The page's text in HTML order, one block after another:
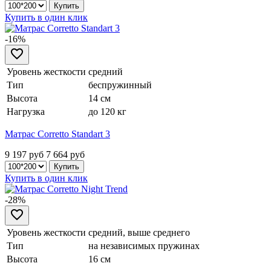
Купить в один клик
-16%
Уровень жесткости средний
Тип
беспружинный
Высота
14 см
Нагрузка
до 120 кг
Матрас Corretto Standart 3
9 197 руб 7 664 руб
Купить в один клик
-28%
Уровень жесткости средний, выше среднего
Тип
на независимых пружинах
Высота
16 см